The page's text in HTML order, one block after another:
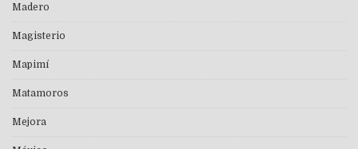
Madero
Magisterio
Mapimí
Matamoros
Mejora